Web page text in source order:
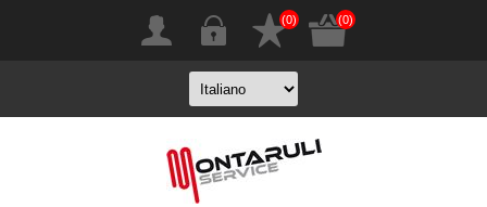
(0) (0)